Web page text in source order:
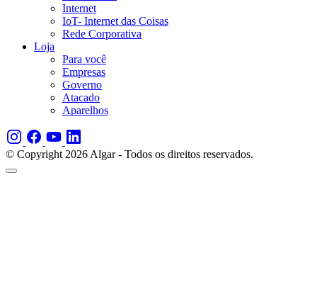
Internet
IoT- Internet das Coisas
Rede Corporativa
Loja
Para você
Empresas
Governo
Atacado
Aparelhos
© Copyright 2026 Algar - Todos os direitos reservados.